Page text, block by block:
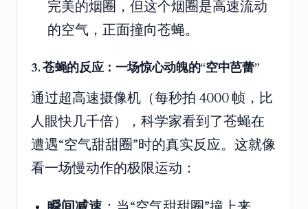
完美的烟圈，但这个烟圈是高速流动
的空气，正面撞向苍蝇。
3. 苍蝇的反应：一场惊心动魄的“空中芭蕾”
通过超高速摄像机（每秒拍 4000 帧，比
人眼快几千倍），科学家看到了苍蝇在
遭遇“空气甜甜圈”时的真实反应。这就像
看一场慢动作的极限运动：